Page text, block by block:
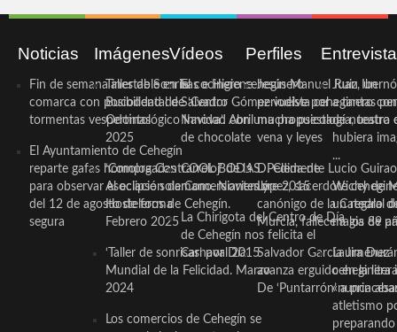
Noticias
Fin de semana inestable en la
comarca con posibilidad de
tormentas vespertinas
El Ayuntamiento de Cehegín
reparte gafas homologadas
para observar el eclipse solar
del 12 de agosto de forma
segura
Imágenes
Taller de Sonrisas e Higiene
Bucodental de ‘Centro
Odontológico Innova’. Abril
2025
‘Compra Contrarreloj’ de la
Asociación de Comerciantes y
Hosteleros de Cehegín.
Febrero 2025
‘Taller de sonrisas’ por Día
Mundial de la Felicidad. Marzo
2024
Los comercios de Cehegín se
Vídeos
El cocinero ceheginero
Salvador Gómez vuelve por
Navidad con una propuesta
de chocolate
COOL BODAS. Pedida de
mano. Noviembre 2015
La Chirigota del Centro de Día
de Cehegín nos felicita el
Carnaval 2015
Perfiles
Jesús Manuel Ruiz, un
periodista ceheginero con
mucha psicología, teatro
vena y leyes
D. Clemente Lucio Guirao
López, sacerdote
canónigo de la Catedral
Murcia, fallece a los 89
Salvador García Jiménez
avanza erguido en la
De ‘Puntarrón’ a
Juan
a tantas
de nuestra
hubiera
...
Wichy de
un regalo
magia de
Laura
ceheginera
«nunca
atletismo